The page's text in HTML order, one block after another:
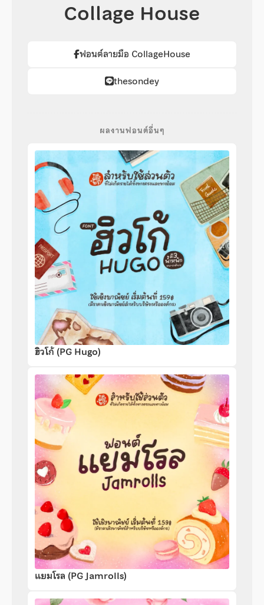
Collage House
ฟอนต์ลายมือ CollageHouse
thesondey
ผลงานฟอนต์อื่นๆ
ฮิวโก้ (PG Hugo)
แยมโรล (PG Jamrolls)